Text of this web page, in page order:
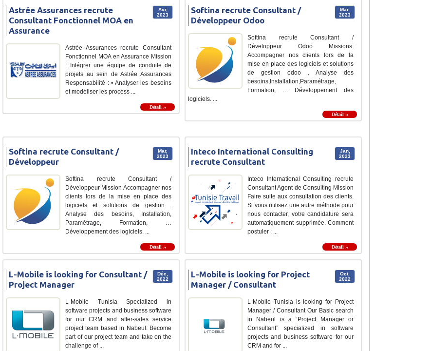
Avr,
2023
Astrée Assurances recrute
Consultant Fonctionnel MOA en
Assurance
Astrée Assurances recrute Consultant
Fonctionnel MOA en Assurance Mission
: Intégrer une équipe de conduite de
projets au sein de Astrée Assurances
Responsabilité : • Analyser les besoins
et modéliser les process ...
Détail ››
Mar,
2023
Softina recrute Consultant /
Développeur Odoo
Softina recrute Consultant /
Développeur Odoo Missions:
Accompagner nos clients lors de la
mise en place des logiciels et solutions
de gestion odoo . Analyse des
besoins,Installation,Paramétrage,
Formation, … Développement des
logiciels. ...
Détail ››
Mar,
2023
Softina recrute Consultant /
Développeur
Softina recrute Consultant /
Développeur Mission Accompagner nos
clients lors de la mise en place des
logiciels et solutions de gestion .
Analyse des besoins, Installation,
Paramétrage, Formation, …
Développement des logiciels. ...
Détail ››
Jan,
2023
Inteco International Consulting
recrute Consultant
Inteco International Consulting recrute
Consultant Agent de Consulting Mission
Faire suite aux consultation des clients.
Si vous utilisez une autre méthode pour
nous contacter, votre candidature sera
automatiquement supprimée. Comment
postuler : ...
Détail ››
Déc,
2022
L-Mobile is looking for Consultant /
Project Manager
L-Mobile Tunisia Specialized in
software projects and business software
for our CRM and after-sales service
project team based in Nabeul. Become
part of our project team and take on the
challenge of ...
Oct,
2022
L-Mobile is looking for Project
Manager / Consultant
L-Mobile Tunisia is looking for Project
Manager / Consultant Our Basic search
in Nabeul is a “Project Manager or
Consultant” specialized in software
projects and business software for our
CRM and for ...